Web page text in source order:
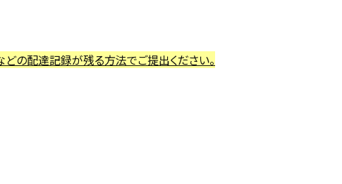
どの配達記録が残る方法でご提出ください。